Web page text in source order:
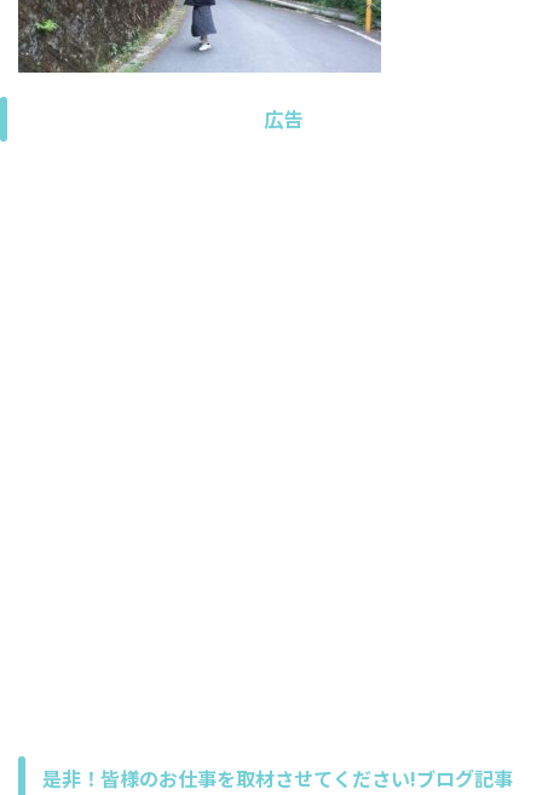
広告
是非！皆様のお仕事を取材させてください!ブログ記事